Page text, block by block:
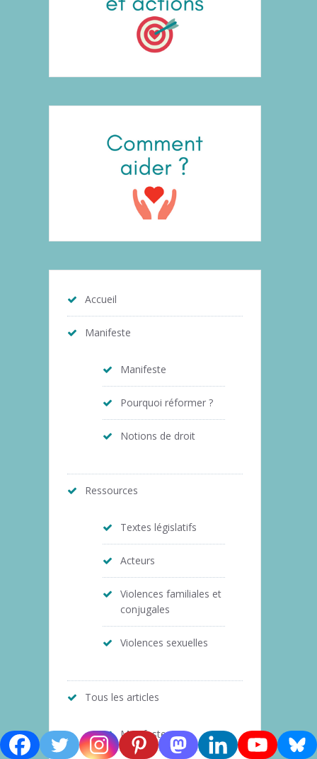
Accueil
Manifeste
Manifeste
Pourquoi réformer ?
Notions de droit
Ressources
Textes législatifs
Acteurs
Violences familiales et
conjugales
Violences sexuelles
Tous les articles
Manifeste